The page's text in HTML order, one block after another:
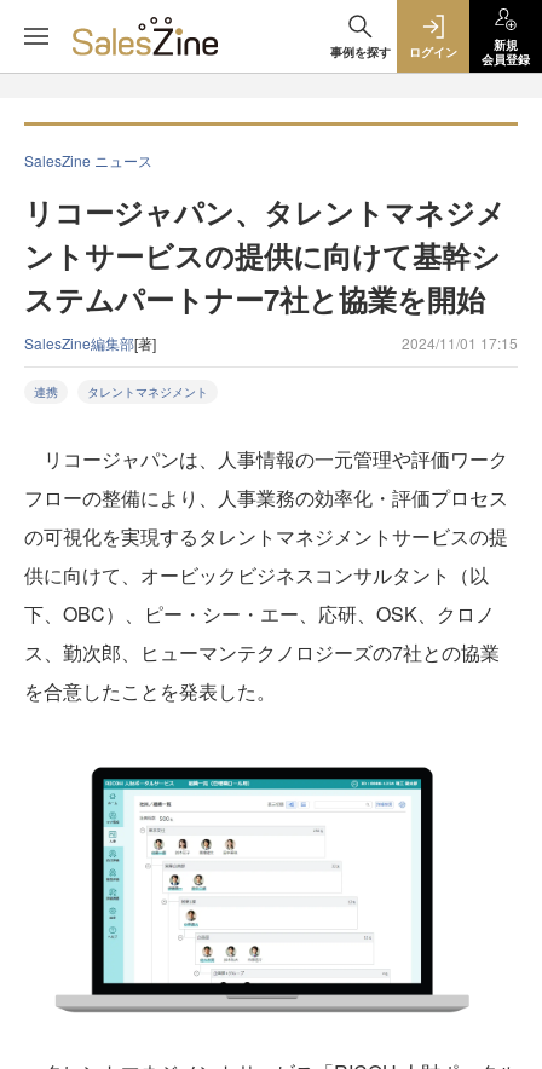
事例を探す ログイン
新規
会員登録
SalesZine ニュース
リコージャパン、タレントマネジメ
ントサービスの提供に向けて基幹シ
ステムパートナー7社と協業を開始
SalesZine編集部[著] 2024/11/01 17:15
連携 タレントマネジメント
リコージャパンは、人事情報の一元管理や評価ワーク
フローの整備により、人事業務の効率化・評価プロセス
の可視化を実現するタレントマネジメントサービスの提
供に向けて、オービックビジネスコンサルタント（以
下、OBC）、ピー・シー・エー、応研、OSK、クロノ
ス、勤次郎、ヒューマンテクノロジーズの7社との協業
を合意したことを発表した。